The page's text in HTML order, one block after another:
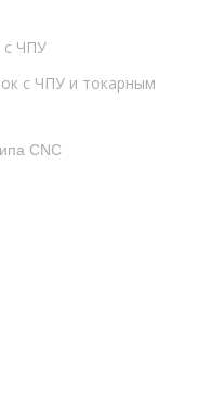
с ЧПУ
с ЧПУ и токарным
CNC